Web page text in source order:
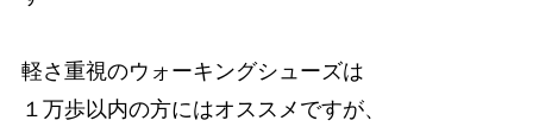
軽さ重視のウォーキングシューズは
１万歩以内の方にはオススメですが、